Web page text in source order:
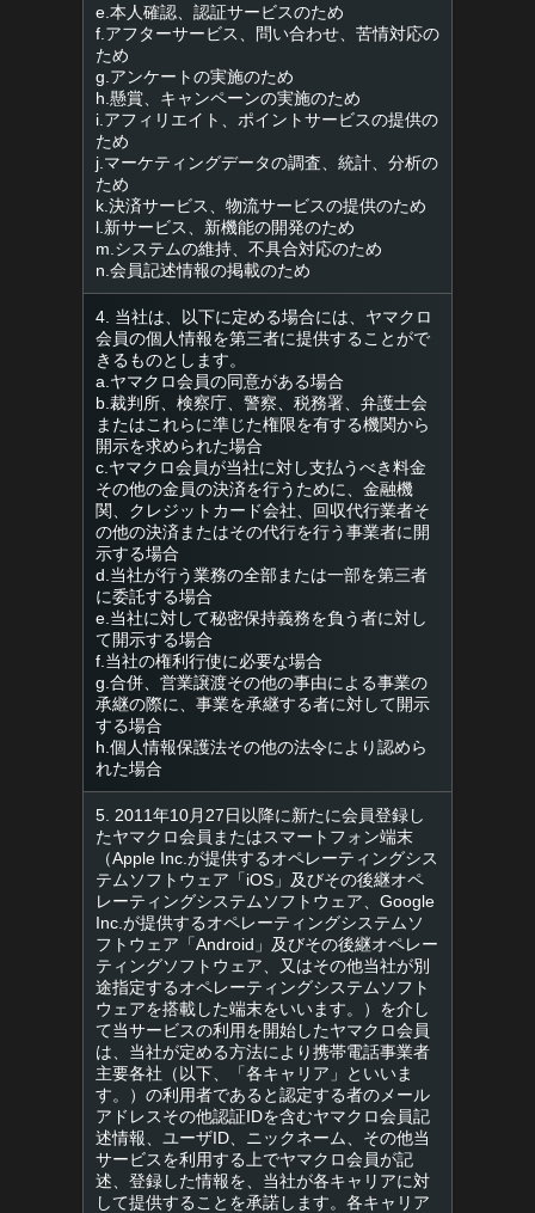
e.本人確認、認証サービスのため
f.アフターサービス、問い合わせ、苦情対応の
ため
g.アンケートの実施のため
h.懸賞、キャンペーンの実施のため
i.アフィリエイト、ポイントサービスの提供の
ため
j.マーケティングデータの調査、統計、分析の
ため
k.決済サービス、物流サービスの提供のため
l.新サービス、新機能の開発のため
m.システムの維持、不具合対応のため
n.会員記述情報の掲載のため
4. 当社は、以下に定める場合には、ヤマクロ
会員の個人情報を第三者に提供することがで
きるものとします。
a.ヤマクロ会員の同意がある場合
b.裁判所、検察庁、警察、税務署、弁護士会
またはこれらに準じた権限を有する機関から
開示を求められた場合
c.ヤマクロ会員が当社に対し支払うべき料金
その他の金員の決済を行うために、金融機
関、クレジットカード会社、回収代行業者そ
の他の決済またはその代行を行う事業者に開
示する場合
d.当社が行う業務の全部または一部を第三者
に委託する場合
e.当社に対して秘密保持義務を負う者に対し
て開示する場合
f.当社の権利行使に必要な場合
g.合併、営業譲渡その他の事由による事業の
承継の際に、事業を承継する者に対して開示
する場合
h.個人情報保護法その他の法令により認めら
れた場合
5. 2011年10月27日以降に新たに会員登録し
たヤマクロ会員またはスマートフォン端末
（Apple Inc.が提供するオペレーティングシス
テムソフトウェア「iOS」及びその後継オペ
レーティングシステムソフトウェア、Google
Inc.が提供するオペレーティングシステムソ
フトウェア「Android」及びその後継オペレー
ティングソフトウェア、又はその他当社が別
途指定するオペレーティングシステムソフト
ウェアを搭載した端末をいいます。）を介し
て当サービスの利用を開始したヤマクロ会員
は、当社が定める方法により携帯電話事業者
主要各社（以下、「各キャリア」といいま
す。）の利用者であると認定する者のメール
アドレスその他認証IDを含むヤマクロ会員記
述情報、ユーザID、ニックネーム、その他当
サービスを利用する上でヤマクロ会員が記
述、登録した情報を、当社が各キャリアに対
して提供することを承諾します。各キャリア